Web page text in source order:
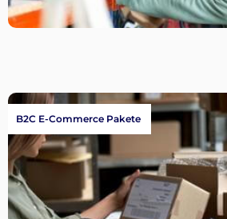
B2C E-Commerce Pakete